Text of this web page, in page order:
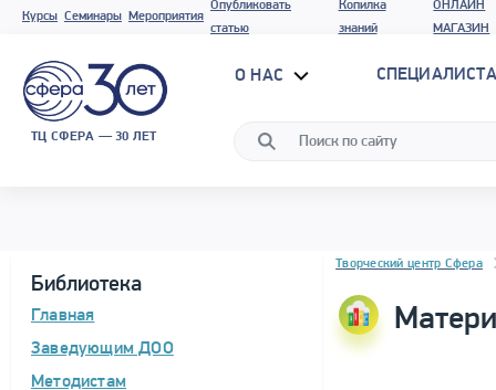
Курсы Семинары Мероприятия
Опубликовать
статью
Копилка
знаний
ОНЛАЙН
МАГАЗИН
ТЦ СФЕРА — 30 ЛЕТ
О НАС
Библиотека
Главная
Заведующим ДОО
Методистам
Блок новостей
Творческий центр Сфера